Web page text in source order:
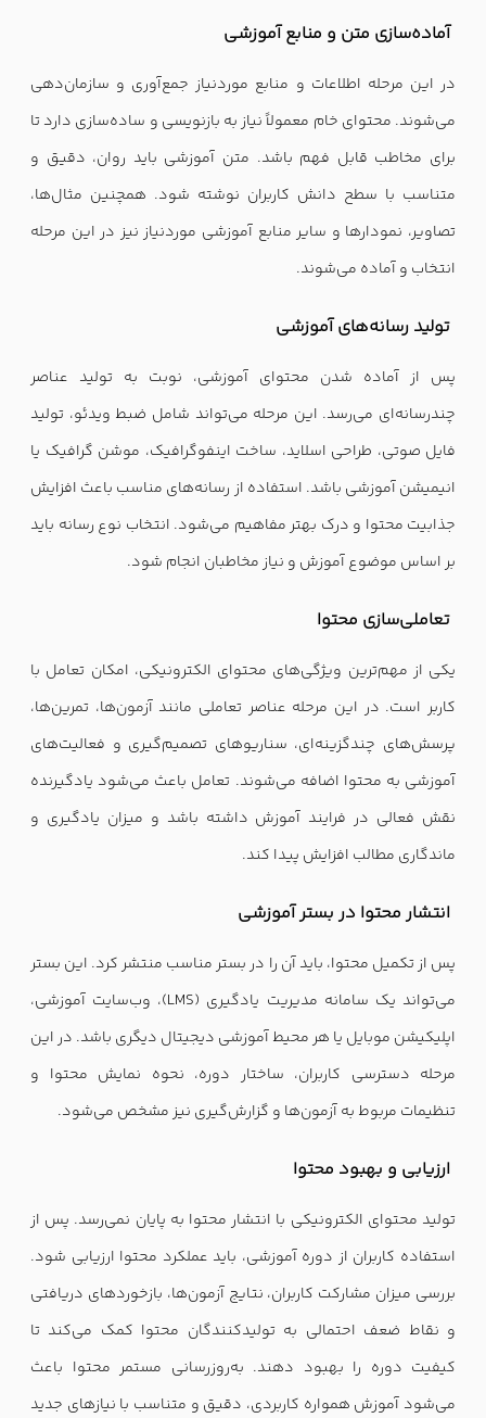
آماده‌سازی متن و منابع آموزشی
در این مرحله اطلاعات و منابع موردنیاز جمع‌آوری و سازمان‌دهی
می‌شوند. محتوای خام معمولاً نیاز به بازنویسی و ساده‌سازی دارد تا
برای مخاطب قابل فهم باشد. متن آموزشی باید روان، دقیق و
متناسب با سطح دانش کاربران نوشته شود. همچنین مثال‌ها،
تصاویر، نمودارها و سایر منابع آموزشی موردنیاز نیز در این مرحله
انتخاب و آماده می‌شوند.
تولید رسانه‌های آموزشی
پس از آماده شدن محتوای آموزشی، نوبت به تولید عناصر
چندرسانه‌ای می‌رسد. این مرحله می‌تواند شامل ضبط ویدئو، تولید
فایل صوتی، طراحی اسلاید، ساخت اینفوگرافیک، موشن گرافیک یا
انیمیشن آموزشی باشد. استفاده از رسانه‌های مناسب باعث افزایش
جذابیت محتوا و درک بهتر مفاهیم می‌شود. انتخاب نوع رسانه باید
بر اساس موضوع آموزش و نیاز مخاطبان انجام شود.
تعاملی‌سازی محتوا
یکی از مهم‌ترین ویژگی‌های محتوای الکترونیکی، امکان تعامل با
کاربر است. در این مرحله عناصر تعاملی مانند آزمون‌ها، تمرین‌ها،
پرسش‌های چندگزینه‌ای، سناریوهای تصمیم‌گیری و فعالیت‌های
آموزشی به محتوا اضافه می‌شوند. تعامل باعث می‌شود یادگیرنده
نقش فعالی در فرایند آموزش داشته باشد و میزان یادگیری و
ماندگاری مطالب افزایش پیدا کند.
انتشار محتوا در بستر آموزشی
پس از تکمیل محتوا، باید آن را در بستر مناسب منتشر کرد. این بستر
می‌تواند یک سامانه مدیریت یادگیری (LMS)، وب‌سایت آموزشی،
اپلیکیشن موبایل یا هر محیط آموزشی دیجیتال دیگری باشد. در این
مرحله دسترسی کاربران، ساختار دوره، نحوه نمایش محتوا و
تنظیمات مربوط به آزمون‌ها و گزارش‌گیری نیز مشخص می‌شود.
ارزیابی و بهبود محتوا
تولید محتوای الکترونیکی با انتشار محتوا به پایان نمی‌رسد. پس از
استفاده کاربران از دوره آموزشی، باید عملکرد محتوا ارزیابی شود.
بررسی میزان مشارکت کاربران، نتایج آزمون‌ها، بازخوردهای دریافتی
و نقاط ضعف احتمالی به تولیدکنندگان محتوا کمک می‌کند تا
کیفیت دوره را بهبود دهند. به‌روزرسانی مستمر محتوا باعث
می‌شود آموزش همواره کاربردی، دقیق و متناسب با نیازهای جدید